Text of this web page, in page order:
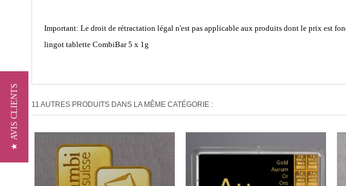
Important: Le droit de rétractation légal n'est pas applicable aux produits dont le prix est
lingot tablette CombiBar 5 x 1g
11 AUTRES PRODUITS DANS LA MÊME CATÉGORIE :
★ AVIS CLIENTS